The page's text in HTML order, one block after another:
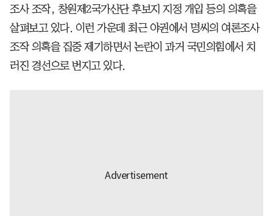
조사 조작, 창원제2국가산단 후보지 지정 개입 등의 의혹을
살펴보고 있다. 이런 가운데 최근 야권에서 명씨의 여론조사
조작 의혹을 집중 제기하면서 논란이 과거 국민의힘에서 치
러진 경선으로 번지고 있다.